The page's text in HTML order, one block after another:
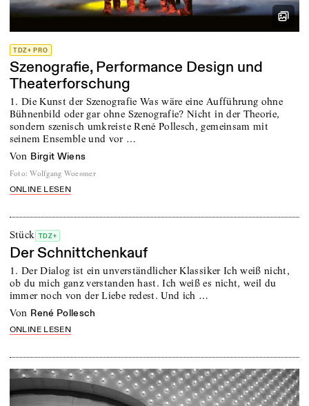
TDZ+ PRO
Szenografie, Performance Design und
Theaterforschung
1. Die Kunst der Szenografie Was wäre eine Aufführung ohne
Bühnenbild oder gar ohne Szenografie? Nicht in der Theorie,
sondern szenisch umkreiste René Pollesch, gemeinsam mit
seinem Ensemble und vor …
von Birgit Wiens
Foto: Wolfgang Woessner
ONLINE LESEN
Stück TDZ+
Der Schnittchenkauf
1. Der Dialog ist ein unverständlicher Klassiker Ich weiß nicht,
ob du mich ganz verstanden hast. Ich weiß es nicht, weil du
immer noch von der Liebe redest. Und ich …
von René Pollesch
ONLINE LESEN